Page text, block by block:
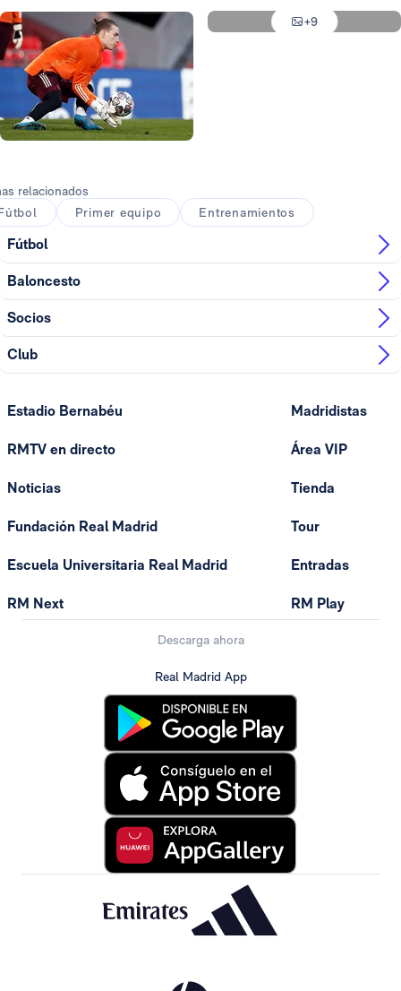
+9
relacionados
Primer equipo Entrenamientos
Fútbol
Baloncesto
Socios
Club
Estadio Bernabéu
RMTV en directo
Noticias
Fundación Real Madrid
Escuela Universitaria Real Madrid
RM Next
Madridistas
Área VIP
Tienda
Tour
Entradas
RM Play
Descarga ahora
Real Madrid App